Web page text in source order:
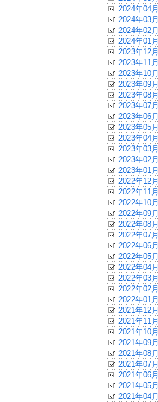
2024年04月
2024年03月
2024年02月
2024年01月
2023年12月
2023年11月
2023年10月
2023年09月
2023年08月
2023年07月
2023年06月
2023年05月
2023年04月
2023年03月
2023年02月
2023年01月
2022年12月
2022年11月
2022年10月
2022年09月
2022年08月
2022年07月
2022年06月
2022年05月
2022年04月
2022年03月
2022年02月
2022年01月
2021年12月
2021年11月
2021年10月
2021年09月
2021年08月
2021年07月
2021年06月
2021年05月
2021年04月